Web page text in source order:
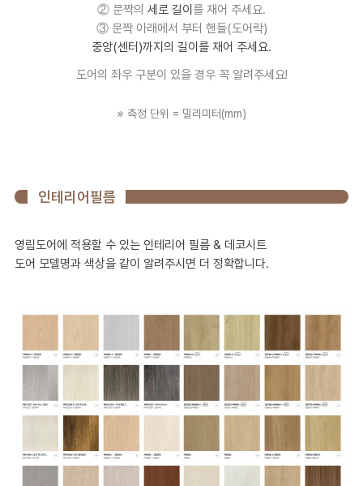
② 문짝의 세로 길이 를 재어 주세요.
③ 문짝 아래에서 부터 핸들(도어락)
중앙(센터)까지의 길이를 재어 주세요.
도어의 좌우 구분이 있을 경우 꼭 알려주세요!
※ 측정 단위 = 밀리미터(mm)
인테리어필름
영림도어에 적용할 수 있는 인테리어 필름 & 데코시트
도어 모델명과 색상을 같이 알려주시면 더 정확합니다.